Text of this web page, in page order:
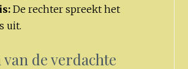
De rechter spreekt het
uit.
van de verdachte